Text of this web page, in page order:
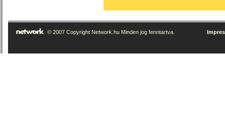
© 2007 Copyright Network.hu Minden jog fenntartva.